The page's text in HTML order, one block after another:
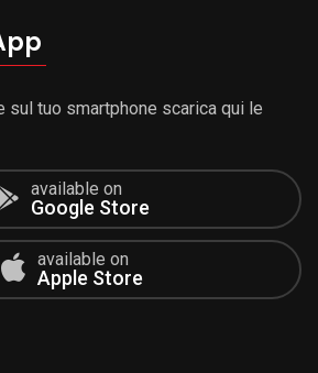
sul tuo smartphone scarica qui le
available on
Google Store
available on
Apple Store